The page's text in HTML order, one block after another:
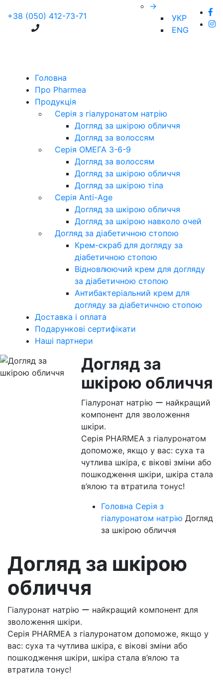
+38 (050) 412-73-71
→
УКР
ENG
Головна
Про Pharmea
Продукція
Серія з гіалуронатом натрію
Догляд за шкірою обличчя
Догляд за волоссям
Серія ОМЕГА 3-6-9
Догляд за волоссям
Догляд за шкірою обличчя
Догляд за шкірою тіла
Серія Anti-Age
Догляд за шкірою обличчя
Догляд за шкірою навколо очей
Догляд за діабетичною стопою
Крем-скраб для догляду за
діабетичною стопою
Відновлюючий крем для догляду
за діабетичною стопою
Антибактеріальний крем для
догляду за діабетичною стопою
Доставка і оплата
Подарункові сертифікати
Наші партнери
Догляд за
шкірою обличчя
Гіалуронат натрію ー найкращий
компонент для зволоження
шкіри.
Серія PHARMEA з гіалуронатом
допоможе, якщо у вас: суха та
чутлива шкіра, є вікові зміни або
пошкодження шкіри, шкіра стала
в’ялою та втратила тонус!
Головна Серія з
гіалуронатом натрію Догляд
за шкірою обличчя
Догляд за шкірою
обличчя
Гіалуронат натрію ー найкращий компонент для
зволоження шкіри.
Серія PHARMEA з гіалуронатом допоможе, якщо у
вас: суха та чутлива шкіра, є вікові зміни або
пошкодження шкіри, шкіра стала в’ялою та
втратила тонус!